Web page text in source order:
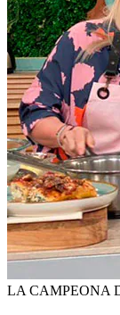
LA CAMPEONA